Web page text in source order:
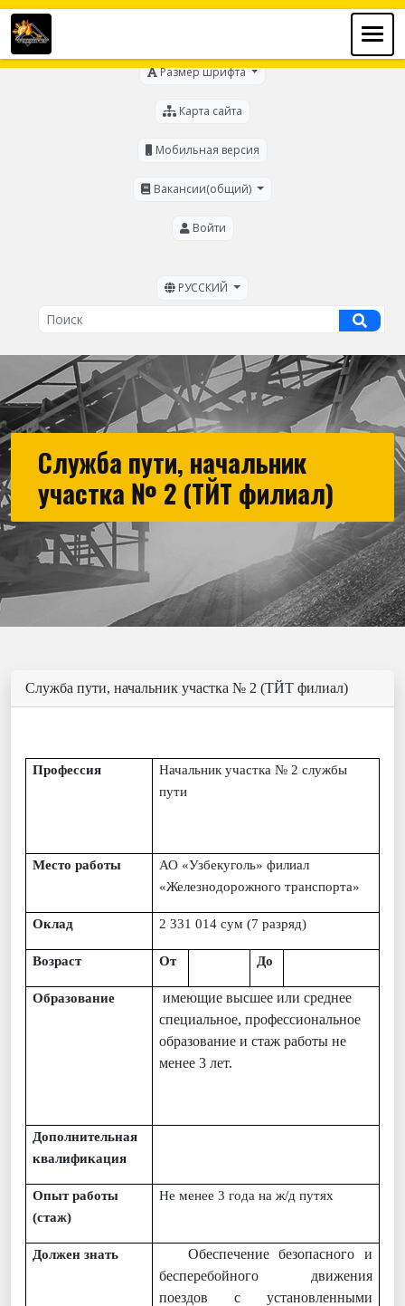
Размер шрифта
Карта сайта
Мобильная версия
Вакансии(общий)
Войти
РУССКИЙ
Служба пути, начальник
участка № 2 (ТЙТ филиал)
Служба пути, начальник участка № 2 (ТЙТ филиал)
Профессия Начальник участка № 2 службы
пути
Место работы
АО «Узбекуголь» филиал
«Железнодорожного транспорта»
Оклад 2 331 014 сум (7 разряд)
Возраст От До
Образование
имеющие высшее или среднее
специальное, профессиональное
образование и стаж работы не
менее 3 лет.
Дополнительная
квалификация
Опыт работы
(стаж)
Не менее 3 года на ж/д путях
Должен знать
Обеспечение безопасного и
бесперебойного движения
поездов с установленными